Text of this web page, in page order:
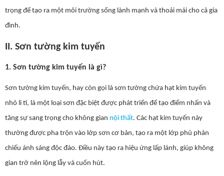
trọng để tạo ra một môi trường sống lành mạnh và thoải mái cho cả gia
đình.
II. Sơn tường kim tuyến
1. Sơn tường kim tuyến là gì?
Sơn tường kim tuyến, hay còn gọi là sơn tường chứa hạt kim tuyến
nhỏ li ti, là một loại sơn đặc biệt được phát triển để tạo điểm nhấn và
tăng sự sang trọng cho không gian nội thất. Các hạt kim tuyến này
thường được pha trộn vào lớp sơn cơ bản, tạo ra một lớp phủ phản
chiếu ánh sáng độc đáo. Điều này tạo ra hiệu ứng lấp lánh, giúp không
gian trở nên lộng lẫy và cuốn hút.